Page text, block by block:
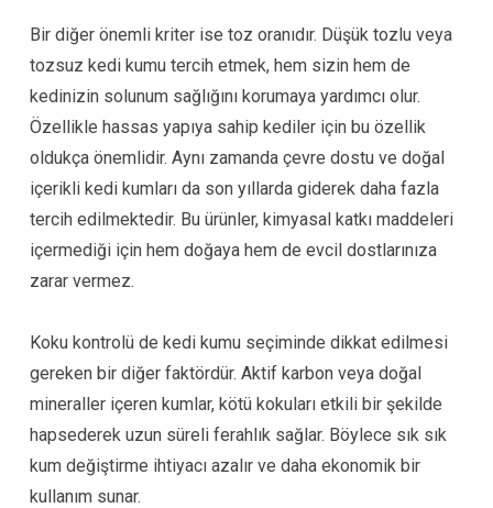
Bir diğer önemli kriter ise toz oranıdır. Düşük tozlu veya
tozsuz kedi kumu tercih etmek, hem sizin hem de
kedinizin solunum sağlığını korumaya yardımcı olur.
Özellikle hassas yapıya sahip kediler için bu özellik
oldukça önemlidir. Aynı zamanda çevre dostu ve doğal
içerikli kedi kumları da son yıllarda giderek daha fazla
tercih edilmektedir. Bu ürünler, kimyasal katkı maddeleri
içermediği için hem doğaya hem de evcil dostlarınıza
zarar vermez.
Koku kontrolü de kedi kumu seçiminde dikkat edilmesi
gereken bir diğer faktördür. Aktif karbon veya doğal
mineraller içeren kumlar, kötü kokuları etkili bir şekilde
hapsederek uzun süreli ferahlık sağlar. Böylece sık sık
kum değiştirme ihtiyacı azalır ve daha ekonomik bir
kullanım sunar.